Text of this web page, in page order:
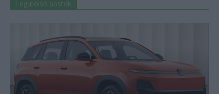
Legutolsó postok